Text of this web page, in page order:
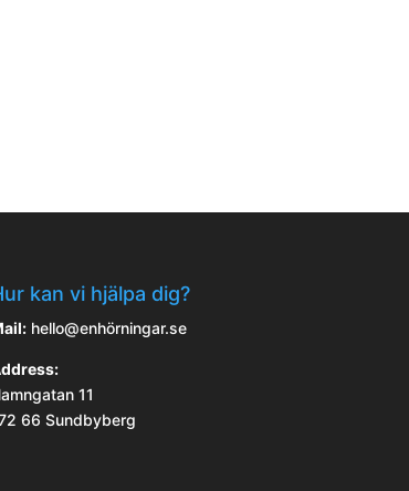
kan vi hjälpa dig?
hello@enhörningar.se
11
66 Sundbyberg